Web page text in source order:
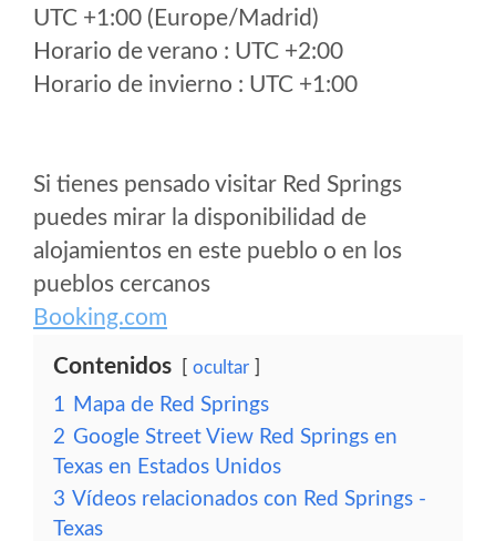
UTC +1:00 (Europe/Madrid)
Horario de verano : UTC +2:00
Horario de invierno : UTC +1:00
Si tienes pensado visitar Red Springs
puedes mirar la disponibilidad de
alojamientos en este pueblo o en los
pueblos cercanos
Booking.com
Contenidos ocultar
1 Mapa de Red Springs
2 Google Street View Red Springs en
Texas en Estados Unidos
3 Vídeos relacionados con Red Springs -
Texas